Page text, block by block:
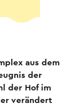
aus dem
der
der Hof im
verändert